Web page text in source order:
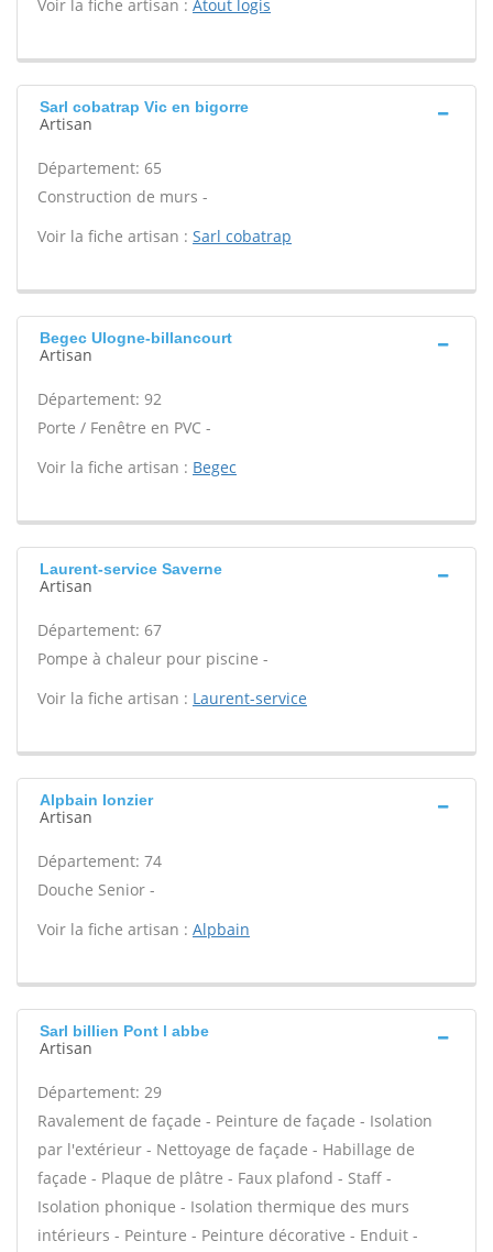
Voir la fiche artisan : Atout logis
Sarl cobatrap Vic en bigorre
Artisan
Département: 65
Construction de murs -
Voir la fiche artisan : Sarl cobatrap
Begec Ulogne-billancourt
Artisan
Département: 92
Porte / Fenêtre en PVC -
Voir la fiche artisan : Begec
Laurent-service Saverne
Artisan
Département: 67
Pompe à chaleur pour piscine -
Voir la fiche artisan : Laurent-service
Alpbain Ionzier
Artisan
Département: 74
Douche Senior -
Voir la fiche artisan : Alpbain
Sarl billien Pont l abbe
Artisan
Département: 29
Ravalement de façade - Peinture de façade - Isolation
par l'extérieur - Nettoyage de façade - Habillage de
façade - Plaque de plâtre - Faux plafond - Staff -
Isolation phonique - Isolation thermique des murs
intérieurs - Peinture - Peinture décorative - Enduit -